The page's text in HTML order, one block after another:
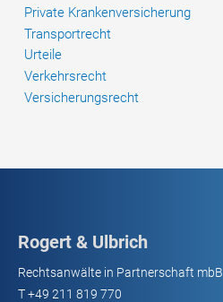
Private Krankenversicherung
Transportrecht
Urteile
Verkehrsrecht
Versicherungsrecht
Rogert & Ulbrich
Rechtsanwälte in Partnerschaft mbB
T+49 211 819 770